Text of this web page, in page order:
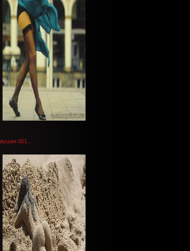
001...